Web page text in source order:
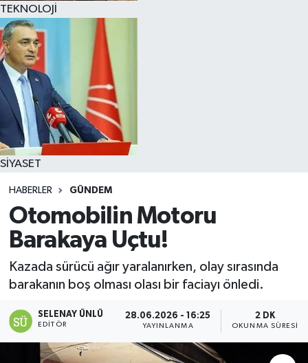
TEKNOLOJİ
SİYASET
HABERLER GÜNDEM
Otomobilin Motoru
Barakaya Uçtu!
Kazada sürücü ağır yaralanırken, olay sırasında
barakanın boş olması olası bir faciayı önledi.
SELENAY ÜNLÜ
EDITÖR
28.06.2026 - 16:25
YAYINLANMA
2 DK
OKUNMA SÜRESI